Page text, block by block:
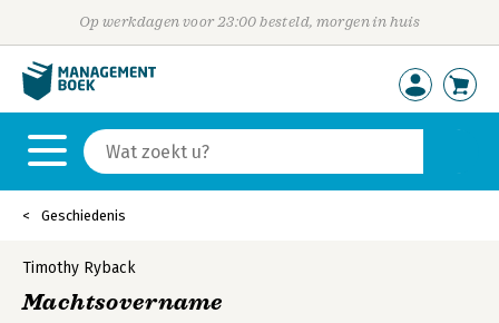
Op werkdagen voor 23:00 besteld, morgen in huis
Geschiedenis
Timothy Ryback
Machtsovername